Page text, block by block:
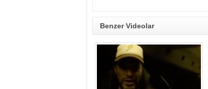
Benzer Videolar